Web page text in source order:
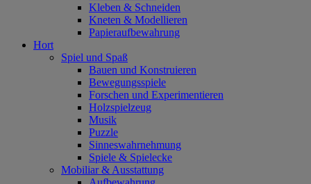
Kleben & Schneiden
Kneten & Modellieren
Papieraufbewahrung
Hort
Spiel und Spaß
Bauen und Konstruieren
Bewegungsspiele
Forschen und Experimentieren
Holzspielzeug
Musik
Puzzle
Sinneswahrnehmung
Spiele & Spielecke
Mobiliar & Ausstattung